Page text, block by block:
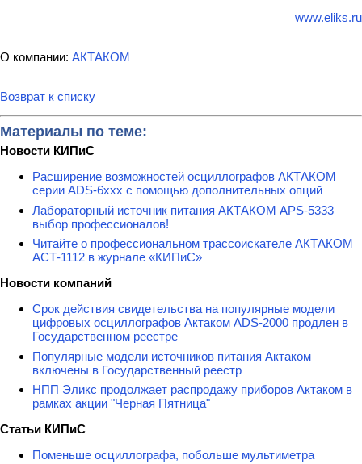
www.eliks.ru
О компании: АКТАКОМ
Возврат к списку
Материалы по теме:
Новости КИПиС
Расширение возможностей осциллографов АКТАКОМ
серии ADS-6ххх с помощью дополнительных опций
Лабораторный источник питания АКТАКОМ APS-5333 —
выбор профессионалов!
Читайте о профессиональном трассоискателе АКТАКОМ
АСТ-1112 в журнале «КИПиС»
Новости компаний
Срок действия свидетельства на популярные модели
цифровых осциллографов Актаком ADS-2000 продлен в
Государственном реестре
Популярные модели источников питания Актаком
включены в Государственный реестр
НПП Эликс продолжает распродажу приборов Актаком в
рамках акции "Черная Пятница"
Статьи КИПиС
Поменьше осциллографа, побольше мультиметра